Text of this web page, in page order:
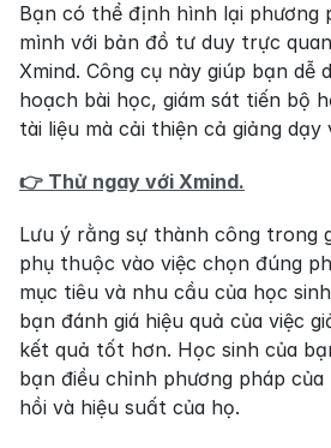
Bạn có thể định hình lại phương
mình với bản đồ tư duy trực
Xmind. Công cụ này giúp bạn dễ
hoạch bài học, giám sát tiến bộ
tài liệu mà cải thiện cả giảng dạy
👉 Thử ngay với Xmind.
Lưu ý rằng sự thành công trong
phụ thuộc vào việc chọn đúng
mục tiêu và nhu cầu của học
bạn đánh giá hiệu quả của việc
kết quả tốt hơn. Học sinh của
bạn điều chỉnh phương pháp
hồi và hiệu suất của họ.